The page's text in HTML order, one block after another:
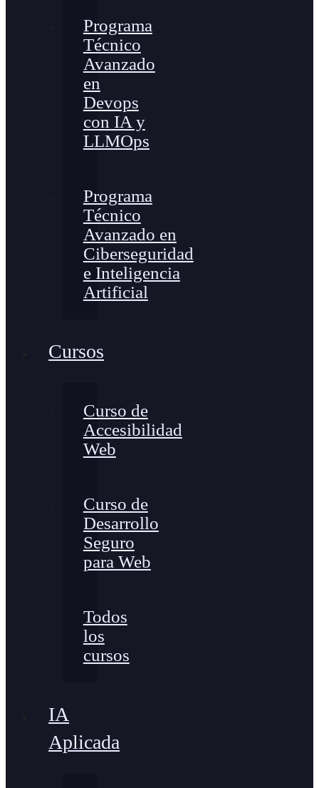
Programa
Técnico
Avanzado
en
Devops
con IA y
LLMOps
Programa
Técnico
Avanzado en
Ciberseguridad
e Inteligencia
Artificial
Cursos
Curso de
Accesibilidad
Web
Curso de
Desarrollo
Seguro
para Web
Todos
los
cursos
IA
Aplicada